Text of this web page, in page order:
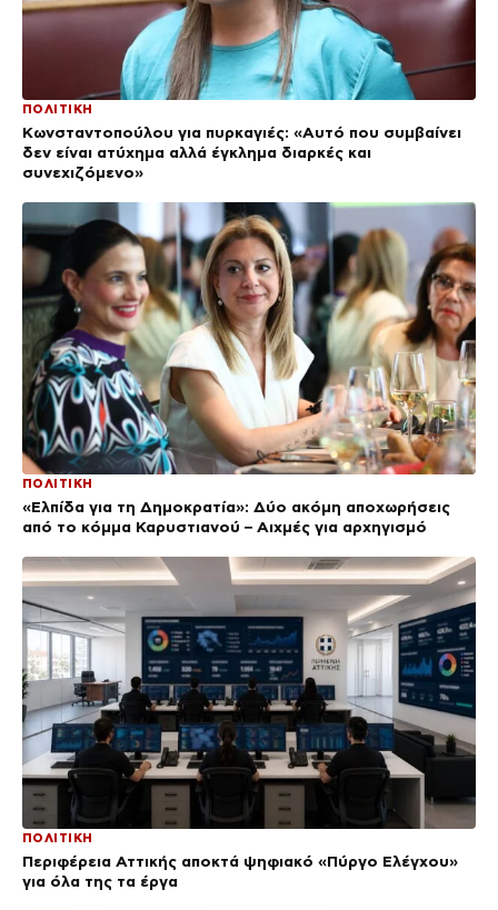
ΠΟΛΙΤΙΚΗ
Κωνσταντοπούλου για πυρκαγιές: «Αυτό που συμβαίνει
δεν είναι ατύχημα αλλά έγκλημα διαρκές και
συνεχιζόμενο»
ΠΟΛΙΤΙΚΗ
«Ελπίδα για τη Δημοκρατία»: Δύο ακόμη αποχωρήσεις
από το κόμμα Καρυστιανού – Αιχμές για αρχηγισμό
ΠΟΛΙΤΙΚΗ
Περιφέρεια Αττικής αποκτά ψηφιακό «Πύργο Ελέγχου»
για όλα της τα έργα